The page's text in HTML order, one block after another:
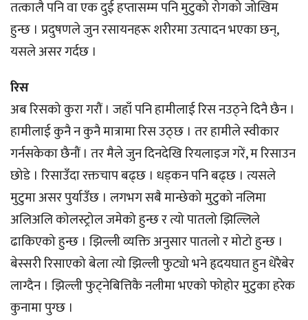
तत्कालै पनि वा एक दुई हप्तासम्म पनि मुटुको रोगको जोखिम
हुन्छ । प्रदुषणले जुन रसायनहरू शरीरमा उत्पादन भएका छन्,
यसले असर गर्दछ ।
रिस
अब रिसको कुरा गरौं । जहाँ पनि हामीलाई रिस नउठ्ने दिनै छैन ।
हामीलाई कुनै न कुनै मात्रामा रिस उठ्छ । तर हामीले स्वीकार
गर्नसकेका छैनौं । तर मैले जुन दिनदेखि रियलाइज गरें, म रिसाउन
छोडे । रिसाउँदा रक्तचाप बढ्छ । धड्कन पनि बढ्छ । त्यसले
मुटुमा असर पुर्याउँछ । लगभग सबै मान्छेको मुटुको नलिमा
अलिअलि कोलस्ट्रोल जमेको हुन्छ र त्यो पातलो झिल्लिले
ढाकिएको हुन्छ । झिल्ली व्यक्ति अनुसार पातलो र मोटो हुन्छ ।
बेस्सरी रिसाएको बेला त्यो झिल्ली फुट्यो भने हृदयघात हुन धेरैबेर
लाग्दैन । झिल्ली फुट्नेबित्तिकै नलीमा भएको फोहोर मुटुका हरेक
कुनामा पुग्छ ।